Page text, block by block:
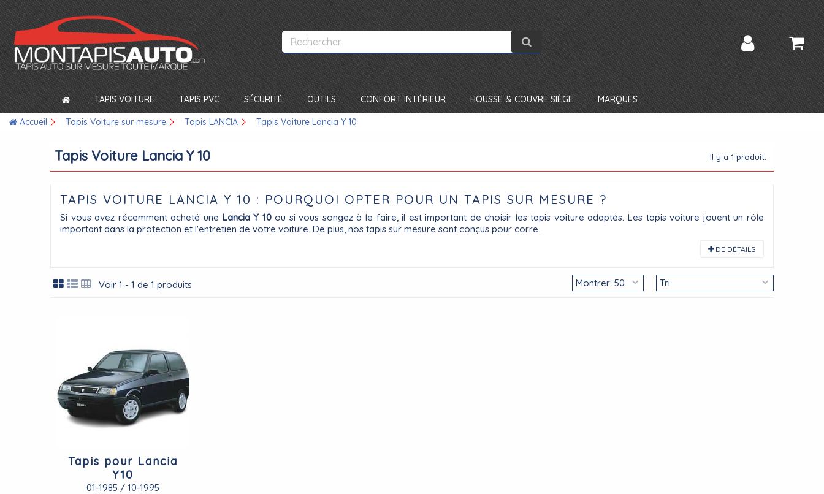
TAPIS VOITURE TAPIS PVC SÉCURITÉ OUTILS CONFORT INTÉRIEUR HOUSSE & COUVRE SIÈGE MARQUES
Accueil Tapis Voiture sur mesure Tapis LANCIA Tapis Voiture Lancia Y 10
Tapis Voiture Lancia Y 10 Il y a 1 produit.
TAPIS VOITURE LANCIA Y 10 : POURQUOI OPTER POUR UN TAPIS SUR MESURE ?
Si vous avez récemment acheté une Lancia Y 10ou si vous songez à le faire, il est important de choisir les tapis voiture adaptés. Les tapis voiture jouent un rôle
important dans la protection et l'entretien de votre voiture. De plus, nos tapis sur mesure sont conçus pour corre...
DE DÉTAILS
Voir 1 - 1 de 1 produits
Tapis pour Lancia
Y10
01-1985 / 10-1995